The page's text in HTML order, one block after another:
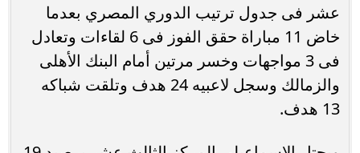
عشر فى جدول ترتيب الدوري المصري بعدما
خاض 11 مباراة حقق الفوز فى 6 لقاءات وتعادل
فى 3 مواجهات وخسر مرتين أمام البنك الأهلى
والزمالك وسجل لاعبيه 24 هدف وتلقت شباكه
13 هدف.